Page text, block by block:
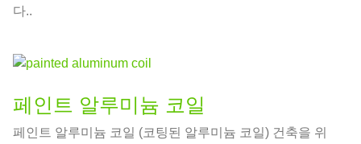
다..
페인트 알루미늄 코일
페인트 알루미늄 코일 (코팅된 알루미늄 코일) 건축을 위